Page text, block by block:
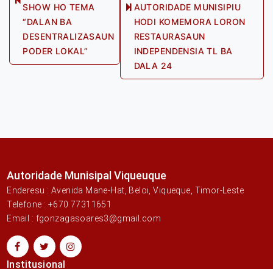
Previous
post:
SHOW HO TEMA
“DALAN BA
DESENTRALIZASAUN
PODER LOKAL”
Next
post:
AUTORIDADE MUNISIPIU
HODI KOMEMORA LORON
RESTAURASAUN
INDEPENDENSIA TL BA
DALA 24
Autoridade Munisipal Viqueuque
Enderesu : Avenida Mane-Hat, Beloi, Viqueque, Timor-Leste
Telefone : +670 77311651
Email : fgonzagasoares3@gmail.com
Institusional